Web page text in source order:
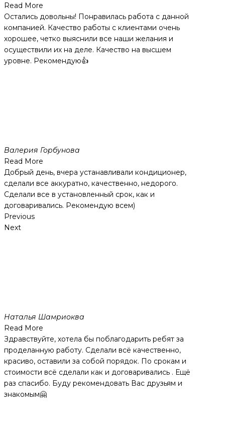
Read More
Остались довольны! Понравилась работа с данной
компанией. Качество работы с клиентами очень
хорошее, четко выяснили все наши желания и
осуществили их на деле. Качество на высшем
уровне. Рекомендую👍
Валерия Горбунова
Read More
Добрый день, вчера устанавливали кондиционер,
сделали все аккуратно, качественно, недорого.
Сделали все в установленный срок, как и
договаривались. Рекомендую всем)
Previous
Next
Наталья Шамриоква
Read More
Здравствуйте, хотела бы поблагодарить ребят за
проделанную работу. Сделали всё качественно,
красиво, оставили за собой порядок. По срокам и
стоимости всё сделали как и договаривались . Ещё
раз спасибо. Буду рекомендовать Вас друзьям и
знакомым🤗